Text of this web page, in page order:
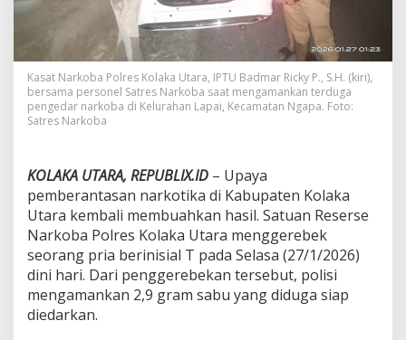
n
i
d
i
K
o
a
U
t
a
r
a
d
Kasat Narkoba Polres Kolaka Utara, IPTU Badmar Ricky P., S.H. (kiri),
bersama personel Satres Narkoba saat mengamankan terduga
pengedar narkoba di Kelurahan Lapai, Kecamatan Ngapa. Foto:
Satres Narkoba
KOLAKA UTARA, REPUBLIX.ID – Upaya
pemberantasan narkotika di Kabupaten Kolaka
Utara kembali membuahkan hasil. Satuan Reserse
Narkoba Polres Kolaka Utara menggerebek
seorang pria berinisial T pada Selasa (27/1/2026)
dini hari. Dari penggerebekan tersebut, polisi
mengamankan 2,9 gram sabu yang diduga siap
diedarkan.